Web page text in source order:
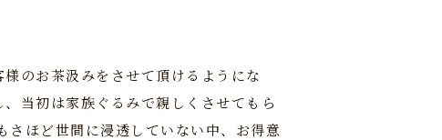
のお茶汲みをさせて頂けるようにな
当初は家族ぐるみで親しくさせてもら
ほど世間に浸透していない中、お得意